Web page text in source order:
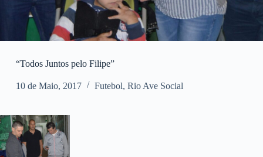
“Todos Juntos pelo Filipe”
10 de Maio, 2017 Futebol, Rio Ave Social